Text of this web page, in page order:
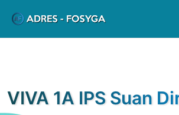
VIVA 1A IPS Suan